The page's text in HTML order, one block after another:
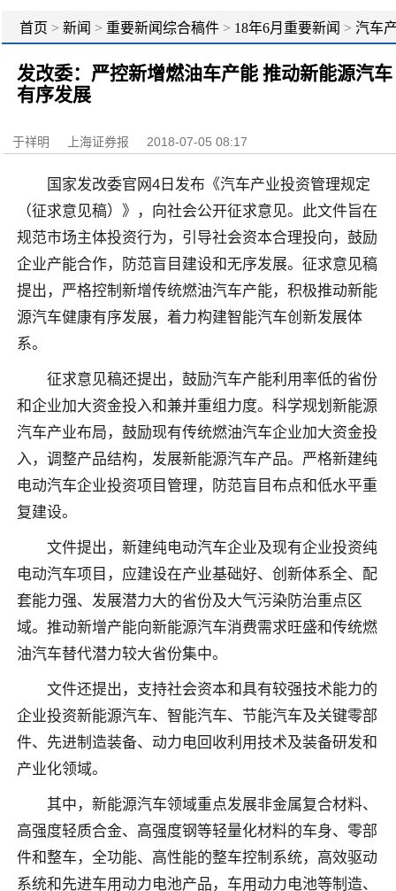
首页 > 新闻 > 重要新闻综合稿件 > 18年6月重要新闻 > 汽车
业投资管理规定征求意见>新能源车等成重点发展领域
发改委：严控新增燃油车产能 推动新能源汽车
有序发展
于祥明 上海证券报 2018-07-05 08:17
国家发改委官网4日发布《汽车产业投资管理规定
（征求意见稿）》，向社会公开征求意见。此文件旨在
规范市场主体投资行为，引导社会资本合理投向，鼓励
企业产能合作，防范盲目建设和无序发展。征求意见稿
提出，严格控制新增传统燃油汽车产能，积极推动新能
源汽车健康有序发展，着力构建智能汽车创新发展体
系。
征求意见稿还提出，鼓励汽车产能利用率低的省份
和企业加大资金投入和兼并重组力度。科学规划新能源
汽车产业布局，鼓励现有传统燃油汽车企业加大资金投
入，调整产品结构，发展新能源汽车产品。严格新建纯
电动汽车企业投资项目管理，防范盲目布点和低水平重
复建设。
文件提出，新建纯电动汽车企业及现有企业投资纯
电动汽车项目，应建设在产业基础好、创新体系全、配
套能力强、发展潜力大的省份及大气污染防治重点区
域。推动新增产能向新能源汽车消费需求旺盛和传统燃
油汽车替代潜力较大省份集中。
文件还提出，支持社会资本和具有较强技术能力的
企业投资新能源汽车、智能汽车、节能汽车及关键零部
件、先进制造装备、动力电回收利用技术及装备研发和
产业化领域。
其中，新能源汽车领域重点发展非金属复合材料、
高强度轻质合金、高强度钢等轻量化材料的车身、零部
件和整车，全功能、高性能的整车控制系统，高效驱动
系统和先进车用动力电池产品，车用动力电池等制造、